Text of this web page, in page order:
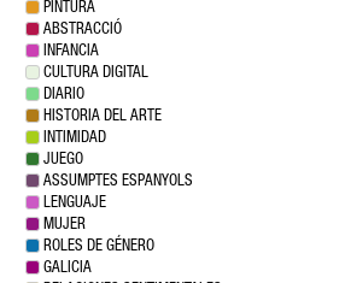
PINTURA
ABSTRACCIÓ
INFANCIA
CULTURA DIGITAL
DIARIO
HISTORIA DEL ARTE
INTIMIDAD
JUEGO
ASSUMPTES ESPANYOLS
LENGUAJE
MUJER
ROLES DE GÉNERO
GALICIA